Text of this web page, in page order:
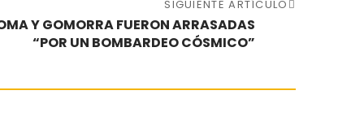
SIGUIENTE ARTÍCULO
Y GOMORRA FUERON ARRASADAS
“POR UN BOMBARDEO CÓSMICO”